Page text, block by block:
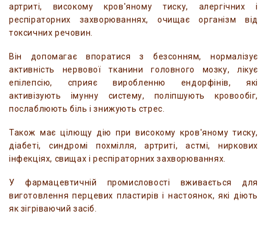
артриті, високому кров'яному тиску, алергічних і
респіраторних захворюваннях, очищає організм від
токсичних речовин.
Він допомагає впоратися з безсонням, нормалізує
активність нервової тканини головного мозку, лікує
епілепсію, сприяє виробленню ендорфінів, які
активізують імунну систему, поліпшують кровообіг,
послаблюють біль і знижують стрес.
Також має цілющу дію при високому кров'яному тиску,
діабеті, синдромі похмілля, артриті, астмі, ниркових
інфекціях, свищах і респіраторних захворюваннях.
У фармацевтичній промисловості вживається для
виготовлення перцевих пластирів і настоянок, які діють
як зігріваючий засіб.